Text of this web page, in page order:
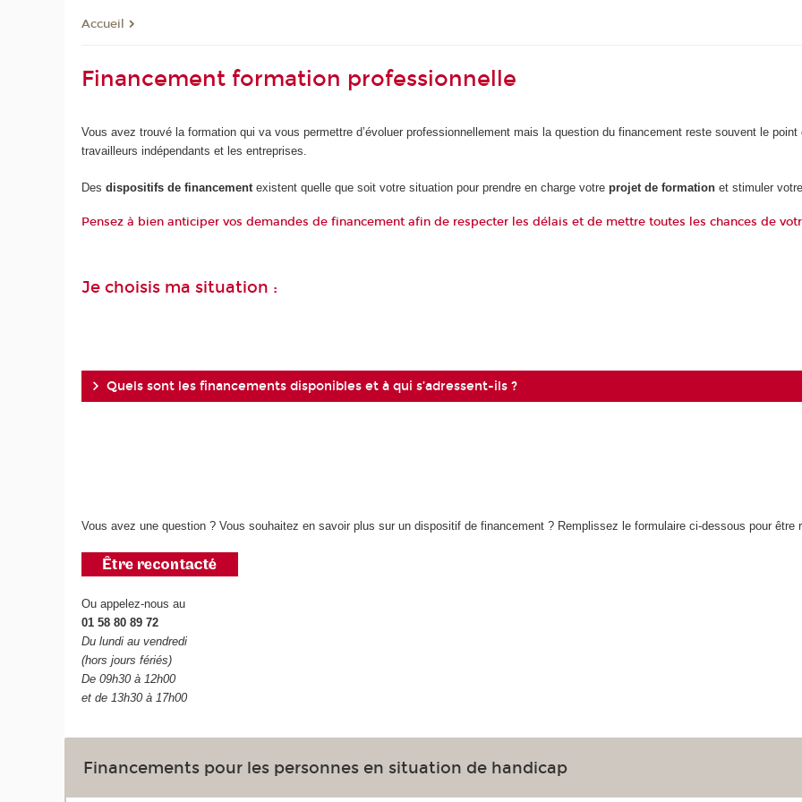
Accueil
Financement formation professionnelle
Vous avez trouvé la formation qui va vous permettre d’évoluer professionnellement mais la question du financement reste souvent le
travailleurs indépendants et les entreprises.
Desdispositifs de financement existent quelle que soit votre situation pour prendre en charge votreprojet de formation et stimuler
Pensez à bien anticiper vos demandes de financement afin de respecter les délais et de mettre toutes les chances de
Je choisis ma situation :
Quels sont les financements disponibles et à qui s’adressent-ils ?
Vous avez une question ? Vous souhaitez en savoir plus sur un dispositif de financement ? Remplissez le formulaire ci-dessous pour être
Ou appelez-nous au
01 58 80 89 72
Du lundi au vendredi
(hors jours fériés)
De 09h30 à 12h00
et de 13h30 à 17h00
Financements pour les personnes en situation de handicap